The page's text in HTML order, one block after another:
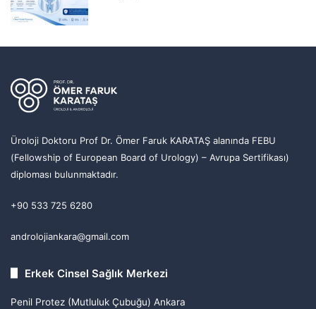
Üroloji Doktoru Prof Dr. Ömer Faruk KARATAŞ alanında FEBU
(Fellowship of European Board of Urology) – Avrupa Sertifikası)
diploması bulunmaktadır.
+90 533 725 6280
androlojiankara@gmail.com
Erkek Cinsel Sağlık Merkezi
Penil Protez (Mutluluk Çubuğu) Ankara